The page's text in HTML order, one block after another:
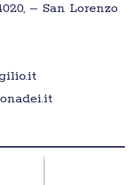
– San Lorenzo